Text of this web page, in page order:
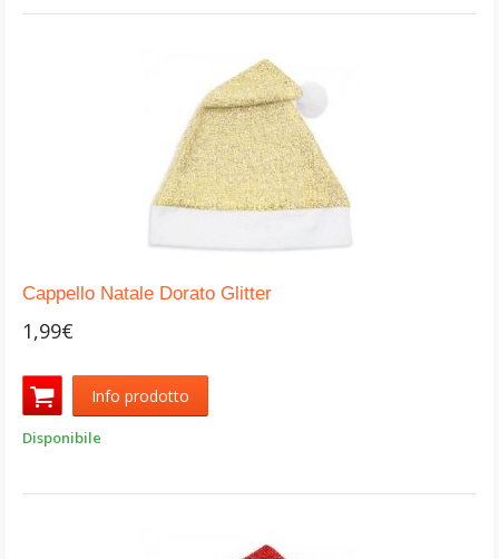
Cappello Natale Dorato Glitter
1,99€
Info prodotto
Disponibile